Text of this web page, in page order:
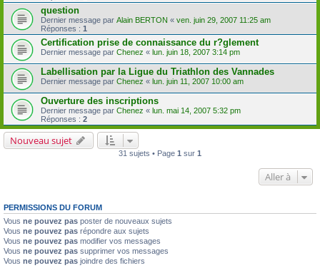
question
Dernier message par Alain BERTON « ven. juin 29, 2007 11:25 am
Réponses : 1
Certification prise de connaissance du r?glement
Dernier message par Chenez « lun. juin 18, 2007 3:14 pm
Labellisation par la Ligue du Triathlon des Vannades
Dernier message par Chenez « lun. juin 11, 2007 10:00 am
Ouverture des inscriptions
Dernier message par Chenez « lun. mai 14, 2007 5:32 pm
Réponses : 2
Nouveau sujet
31 sujets • Page 1 sur 1
Aller à
PERMISSIONS DU FORUM
Vous ne pouvez pas poster de nouveaux sujets
Vous ne pouvez pas répondre aux sujets
Vous ne pouvez pas modifier vos messages
Vous ne pouvez pas supprimer vos messages
Vous ne pouvez pas joindre des fichiers